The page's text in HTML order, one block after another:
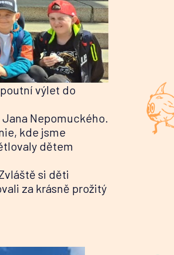
výlet do
Nepomuckého.
kde jsme
dětem
si děti
za krásně prožitý